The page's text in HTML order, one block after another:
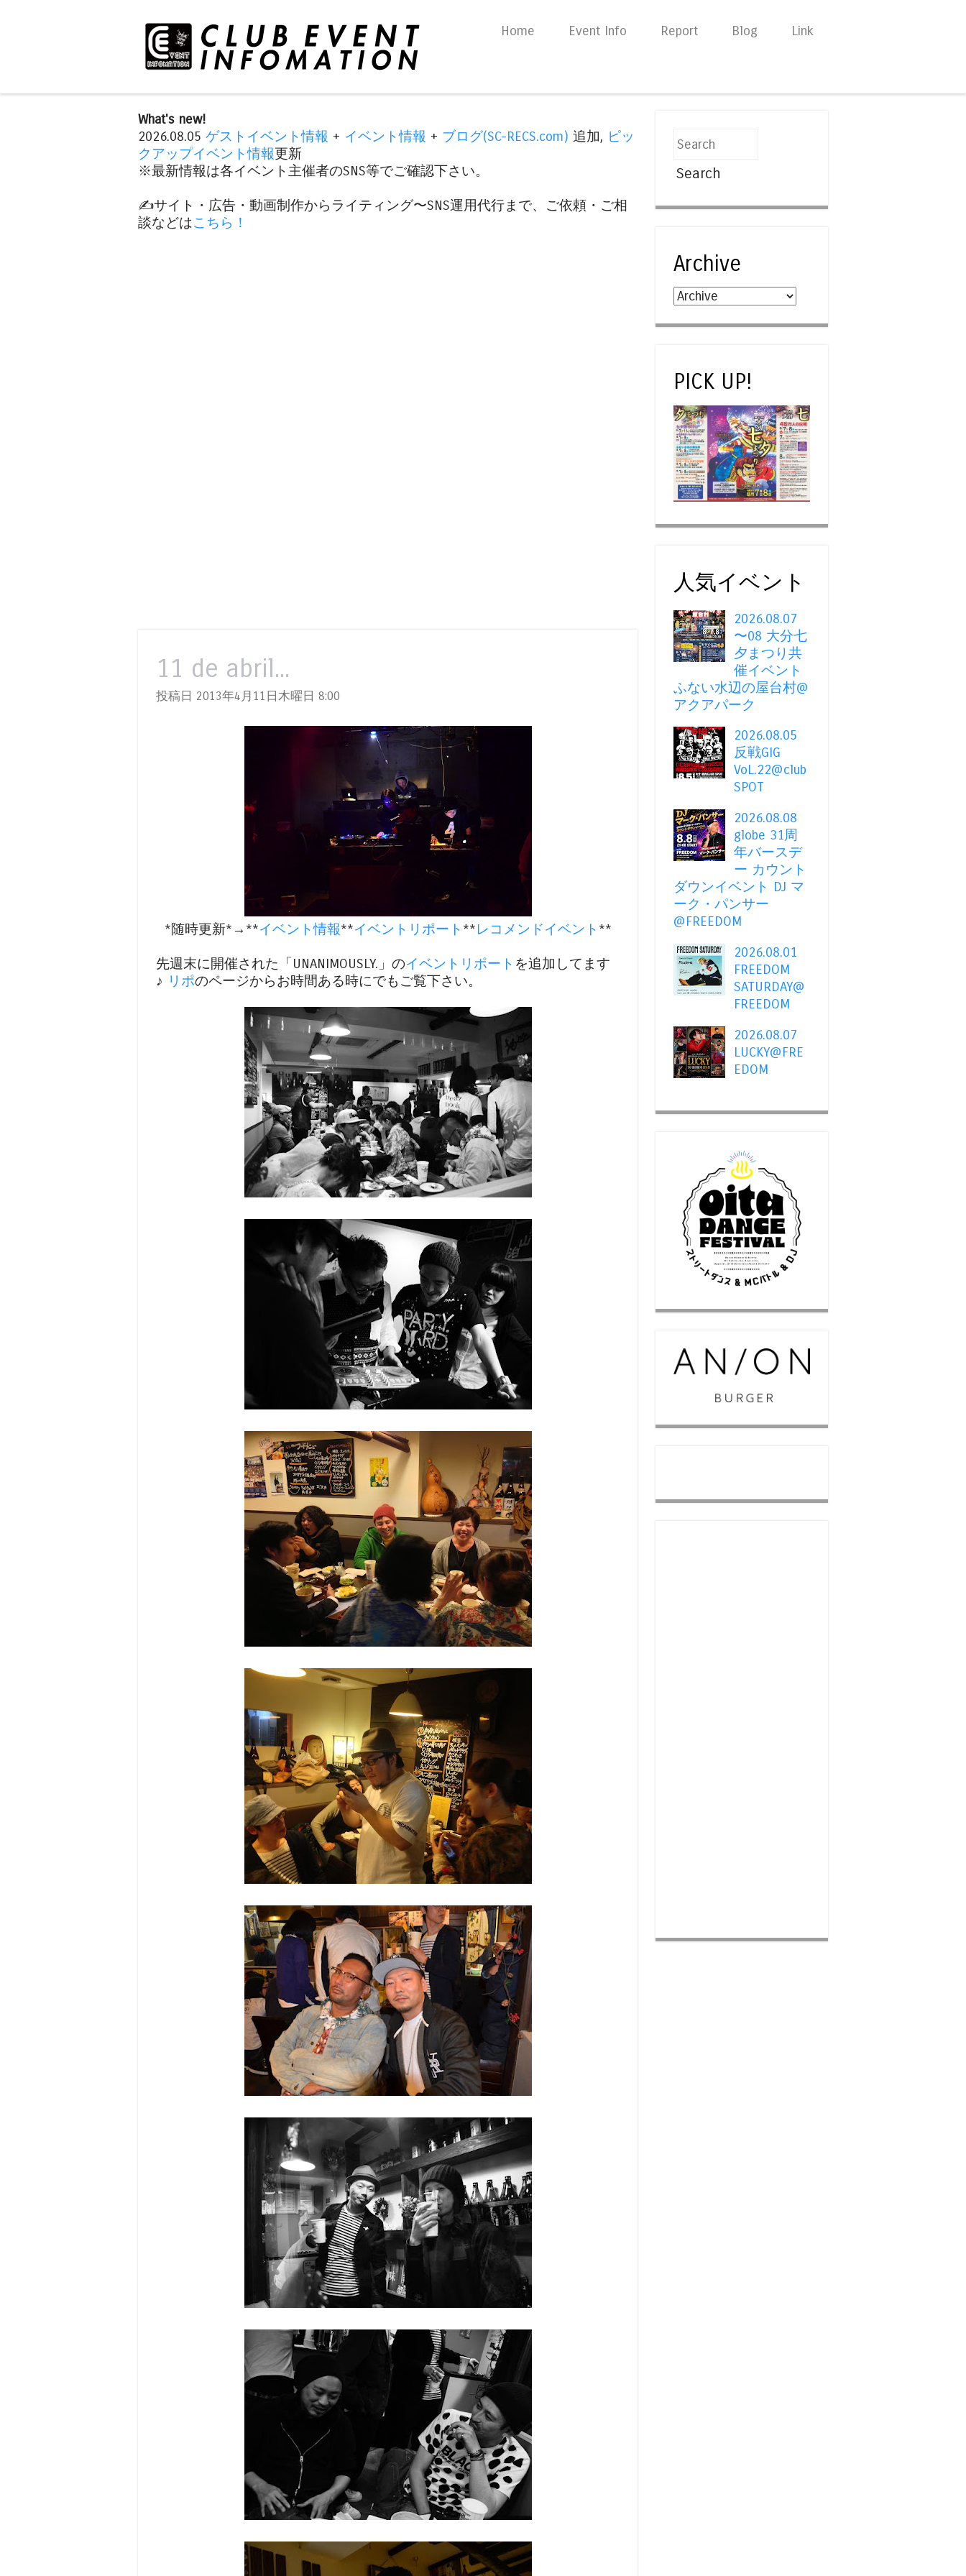
Skip to content
Home Event Info Report Blog Link
What's new!
2026.08.05 ゲストイベント情報 + イベント情報 + ブログ(SC-RECS.com) 追加, ピッ
クアップイベント情報更新
※最新情報は各イベント主催者のSNS等でご確認下さい。
✍️サイト・広告・動画制作からライティング〜SNS運用代行まで、ご依頼・ご相
談などはこちら！
11 de abril...
投稿日 2013年4月11日木曜日 8:00
*随時更新*→**イベント情報**イベントリポート **レコメンドイベント **
先週末に開催された「UNANIMOUSLY.」のイベントリポート を追加してます
♪ リポのページからお時間ある時にでもご覧下さい。
Search
Archive
PICK UP!
人気イベント
2026.08.07
〜08 大分七
夕まつり共
催イベント
ふない水辺の屋台村@
アクアパーク
2026.08.05
反戦GIG
VoL.22@club
SPOT
2026.08.08
globe 31周
年バースデ
ー カウント
ダウンイベント DJ マ
ーク・パンサー
@FREEDOM
2026.08.01
FREEDOM
SATURDAY@
FREEDOM
2026.08.07
LUCKY@FRE
EDOM